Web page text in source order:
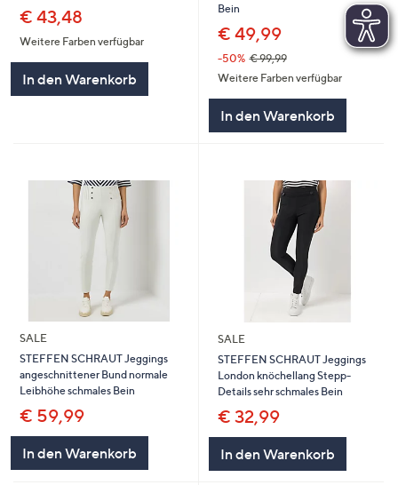
€ 43,48
Weitere Farben verfügbar
In den Warenkorb
Bein
€ 49,99
-50% € 99,99
Weitere Farben verfügbar
In den Warenkorb
SALE
STEFFEN SCHRAUT Jeggings
angeschnittener Bund normale
Leibhöhe schmales Bein
€ 59,99
In den Warenkorb
SALE
STEFFEN SCHRAUT Jeggings
London knöchellang Stepp-
Details sehr schmales Bein
€ 32,99
In den Warenkorb